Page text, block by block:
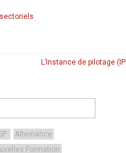
L’Instance de pilotage
Alternance
Formation